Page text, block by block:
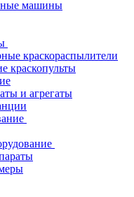
машины
краскораспылители
краскопульты
и агрегаты